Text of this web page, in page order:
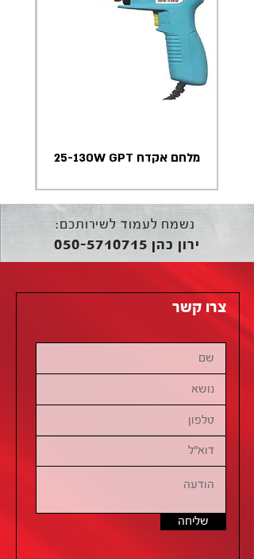
מלחם אקדח 25-130W GPT
נשמח לעמוד לשירותכם:
ירון כהן 050-5710715
צרו קשר
שליחה